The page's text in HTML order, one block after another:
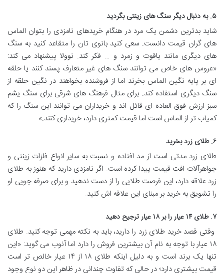
۵. به دنبال دیگر سنگ های زینتی بگردید
شاید بدترین دشمن یک مرد در هنگام خریدهای نامزدی را بتوان الماس
های گران قیمت دانست. سعی کنید بانوی تان را متقاعد کنید به سنگ
های دیگری مانند یاقوت و زمرد و … فکر کند. نوولا پیشنهاد می کند:
«عروس های خاص می توانند سنگ های غیر متعارف پسند کنند یا حلقه
ای بر پایه نگین الماس بخرند اما از فروشنده بخواهند در نگین حلقه از
سنگ دیگری استفاده کند. برای مثال فرهنگ های شرقی برای سنگ یشم
سبز ارزش فوق العاده ای قائل اند و خریداران می توانند این سنگ را که
کمیاب تر از الماس است اما قیمت کمتری دارد، خریداری کنند.»
۶. طلای زرد بخرید
طلای زرد مدتی است از مد افتاده و نسبت به سایر انواع فلزات زینتی و
جواهرآلات افت قیمت پیدا کرده است. اگر نامزدی دارید که هنوز به طلای
زرد علاقه دارد، این فرصت طلایی را از دست ندهید و برای صرفه جویی او
را تشویق به خرید بر مبنای این علاقه اش کنید.
۷. طلای ۱۴ عیار را بر ۱۸ عیار ترجیح دهید
وقتی قصد خرید طلای زرد را دارید، باید به نکته مهمی توجه کنید. طلای
۱۸ عیار با توجه به نام آن بیشترین فروش را دارد اما آنوب می گوید: «این
تنها یک برند است و به دلیل اینکه طلای ۱۸ از ۱۴ عیار خالص تر است
قیمت بیشتری دارد؛ در حالی که تفاوت چندانی در ظاهر این دو نوع وجود